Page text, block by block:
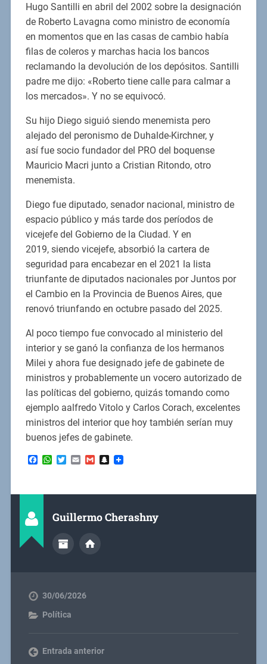
Hugo Santilli en abril del 2002 sobre la designación
de Roberto Lavagna como ministro de economía
en momentos que en las casas de cambio había
filas de coleros y marchas hacia los bancos
reclamando la devolución de los depósitos. Santilli
padre me dijo: «Roberto tiene calle para calmar a
los mercados». Y no se equivocó.
Su hijo Diego siguió siendo menemista pero
alejado del peronismo de Duhalde-Kirchner, y
así fue socio fundador del PRO del boquense
Mauricio Macri junto a Cristian Ritondo, otro
menemista.
Diego fue diputado, senador nacional, ministro de
espacio público y más tarde dos períodos de
vicejefe del Gobierno de la Ciudad. Y en
2019, siendo vicejefe, absorbió la cartera de
seguridad para encabezar en el 2021 la lista
triunfante de diputados nacionales por Juntos por
el Cambio en la Provincia de Buenos Aires, que
renovó triunfando en octubre pasado del 2025.
Al poco tiempo fue convocado al ministerio del
interior y se ganó la confianza de los hermanos
Milei y ahora fue designado jefe de gabinete de
ministros y probablemente un vocero autorizado de
las políticas del gobierno, quizás tomando como
ejemplo aalfredo Vitolo y Carlos Corach, excelentes
ministros del interior que hoy también serían muy
buenos jefes de gabinete.
Facebook
WhatsApp
Twitter
EmailGmailSnapchat
Guillermo Cherashny
30/06/2026
Política
Entrada anterior